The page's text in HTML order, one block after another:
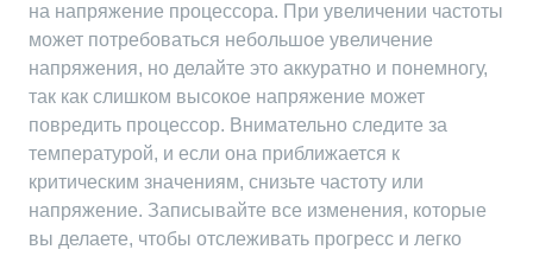
на напряжение процессора. При увеличении частоты
может потребоваться небольшое увеличение
напряжения, но делайте это аккуратно и понемногу,
так как слишком высокое напряжение может
повредить процессор. Внимательно следите за
температурой, и если она приближается к
критическим значениям, снизьте частоту или
напряжение. Записывайте все изменения, которые
вы делаете, чтобы отслеживать прогресс и легко